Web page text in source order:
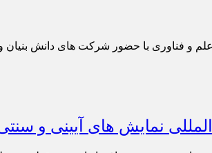
و فناوری با حضور شرکت های دانش بنیان
نمایش های آیینی و